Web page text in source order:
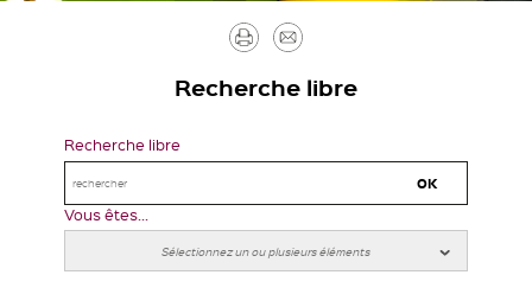
Imprimer
Recherche libre
Recherche libre
Vous êtes...